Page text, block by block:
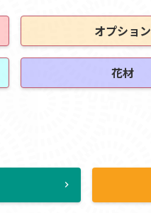
オプション
花材
chevron_right